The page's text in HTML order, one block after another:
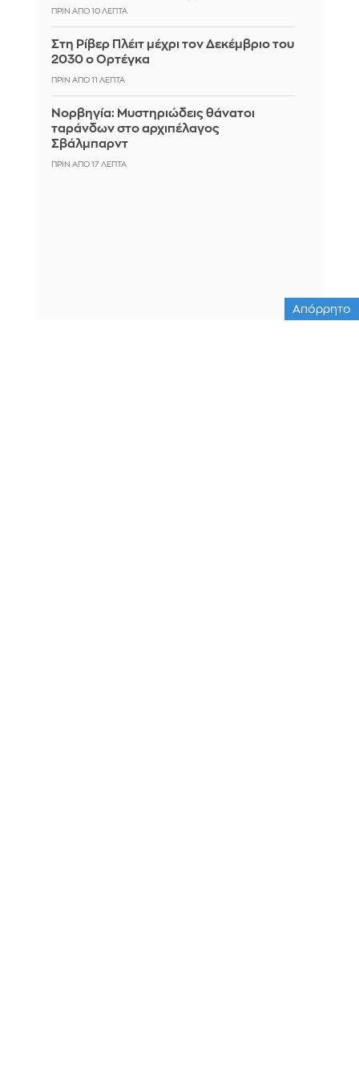
ΠΡΙΝ ΑΠΌ 11 ΛΕΠΤΆ
Στη Ρίβερ Πλέιτ μέχρι τον Δεκέμβριο του
2030 ο Ορτέγκα
ΠΡΙΝ ΑΠΌ 11 ΛΕΠΤΆ
Νορβηγία: Μυστηριώδεις θάνατοι
ταράνδων στο αρχιπέλαγος
Σβάλμπαρντ
ΠΡΙΝ ΑΠΌ 17 ΛΕΠΤΆ
Απόρρητο